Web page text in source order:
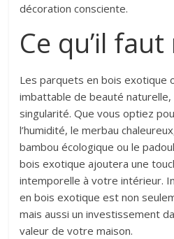
décoration consciente.
Ce qu’il
Les parquets en bois exotique
imbattable de beauté
singularité. Que vous optiez
l’humidité, le merbau
bambou écologique ou le
bois exotique ajoutera une
intemporelle à votre intérieur.
en bois exotique est non
mais aussi un investissement
valeur de votre maison.